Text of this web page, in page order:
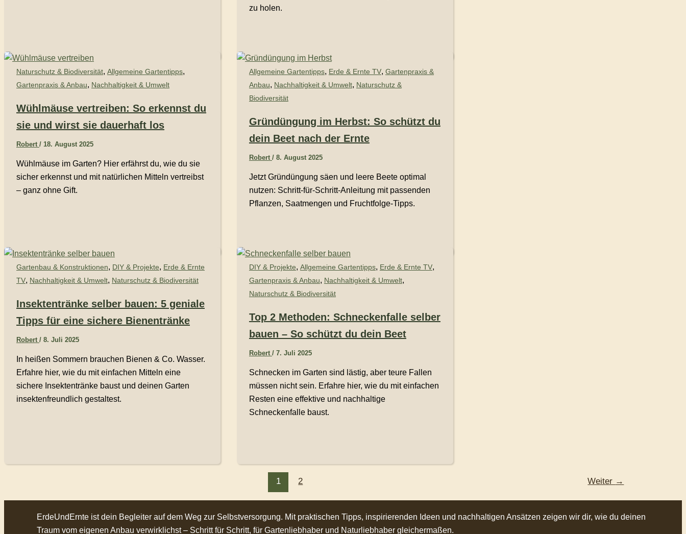
zu holen.
Naturschutz & Biodiversität, Allgemeine Gartentipps,
Gartenpraxis & Anbau, Nachhaltigkeit & Umwelt
Wühlmäuse vertreiben: So erkennst du
sie und wirst sie dauerhaft los
Robert / 18. August 2025
Wühlmäuse im Garten? Hier erfährst du, wie du sie
sicher erkennst und mit natürlichen Mitteln vertreibst
– ganz ohne Gift.
Allgemeine Gartentipps, Erde & Ernte TV, Gartenpraxis &
Anbau, Nachhaltigkeit & Umwelt, Naturschutz &
Biodiversität
Gründüngung im Herbst: So schützt du
dein Beet nach der Ernte
Robert / 8. August 2025
Jetzt Gründüngung säen und leere Beete optimal
nutzen: Schritt-für-Schritt-Anleitung mit passenden
Pflanzen, Saatmengen und Fruchtfolge-Tipps.
Gartenbau & Konstruktionen, DIY & Projekte, Erde & Ernte
TV, Nachhaltigkeit & Umwelt, Naturschutz & Biodiversität
Insektentränke selber bauen: 5 geniale
Tipps für eine sichere Bienentränke
Robert / 8. Juli 2025
In heißen Sommern brauchen Bienen & Co. Wasser.
Erfahre hier, wie du mit einfachen Mitteln eine
sichere Insektentränke baust und deinen Garten
insektenfreundlich gestaltest.
DIY & Projekte, Allgemeine Gartentipps, Erde & Ernte TV,
Gartenpraxis & Anbau, Nachhaltigkeit & Umwelt,
Naturschutz & Biodiversität
Top 2 Methoden: Schneckenfalle selber
bauen – So schützt du dein Beet
Robert / 7. Juli 2025
Schnecken im Garten sind lästig, aber teure Fallen
müssen nicht sein. Erfahre hier, wie du mit einfachen
Resten eine effektive und nachhaltige
Schneckenfalle baust.
1 2 Weiter →
ErdeUndErnte ist dein Begleiter auf dem Weg zur Selbstversorgung. Mit praktischen Tipps, inspirierenden Ideen und nachhaltigen Ansätzen zeigen wir dir, wie du deinen
Traum vom eigenen Anbau verwirklichst – Schritt für Schritt, für Gartenliebhaber und Naturliebhaber gleichermaßen.